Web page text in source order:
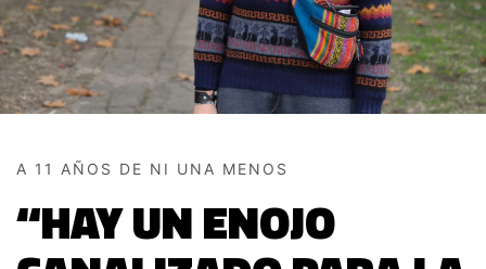
A 11 AÑOS DE NI UNA MENOS
“HAY UN ENOJO